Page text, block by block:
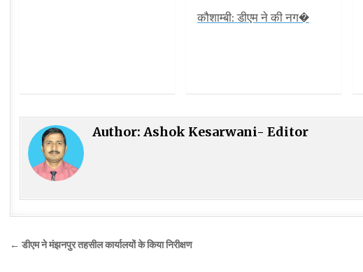
कौशाम्बी: डीएम ने की नग�
Author:Ashok Kesarwani- Editor
Post
← डीएम ने मंझनपुर तहसील कार्यालयों के किया निरीक्षण